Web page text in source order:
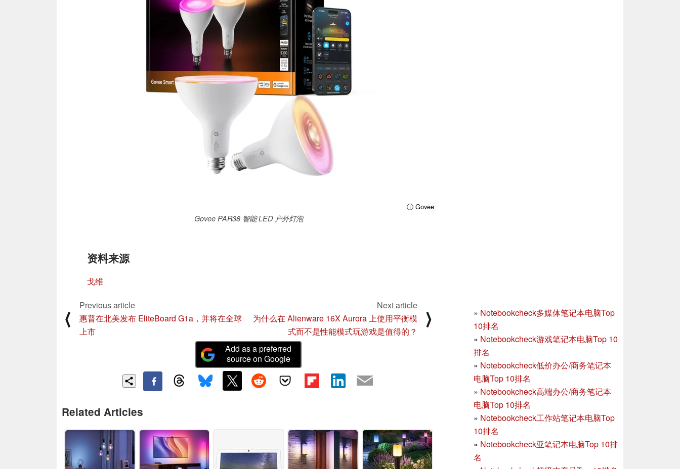
ⓘ Govee
Govee PAR38 智能 LED 户外灯泡
资料来源
戈维
» Notebookcheck多媒体笔记本电脑Top
10排名
» Notebookcheck游戏笔记本电脑Top 10
排名
» Notebookcheck低价办公/商务笔记本
电脑Top 10排名
» Notebookcheck高端办公/商务笔记本
电脑Top 10排名
» Notebookcheck工作站笔记本电脑Top
10排名
» Notebookcheck亚笔记本电脑Top 10排
名
⟨
Previous article
惠普在北美发布 EliteBoard G1a，并将在全球
上市
Next article
为什么在 Alienware 16X Aurora 上使用平衡模
式而不是性能模式玩游戏是值得的？
⟩
Add as a preferred
source on Google
Related Articles